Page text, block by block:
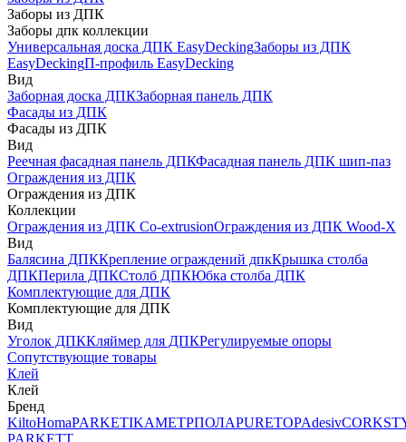
Заборы из ДПК
Заборы дпк коллекции
Универсальная доска ДПК EasyDeckingЗаборы из ДПК
EasyDeckingП-профиль EasyDecking
Вид
Заборная доска ДПКЗаборная панель ДПК
Фасады из ДПК
Фасады из ДПК
Вид
Реечная фасадная панель ДПКФасадная панель ДПК шип-паз
Ограждения из ДПК
Ограждения из ДПК
Коллекции
Ограждения из ДПК Co-extrusionОграждения из ДПК Wood-X
Вид
Балясина ДПККрепление ограждений дпкКрышка столба
ДПКПерила ДПКСтолб ДПКЮбка столба ДПК
Комплектующие для ДПК
Комплектующие для ДПК
Вид
Уголок ДПККляймер для ДПКРегулируемые опоры
Сопутствующие товары
Клей
Клей
Бренд
KiltoHomaPARKETIKAМЕТРПОЛАPURETOPAdesiv
PARKETT